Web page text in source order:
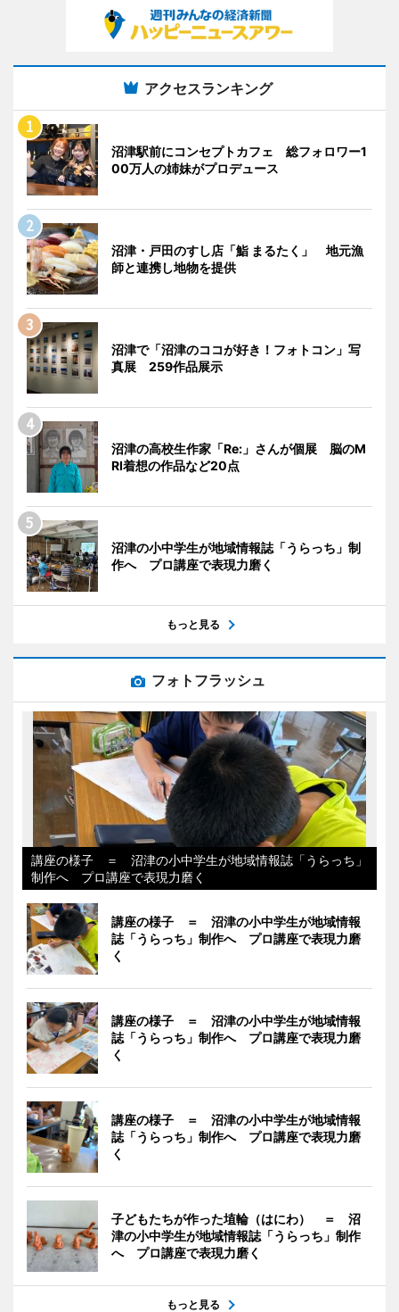
アクセスランキング
沼津駅前にコンセプトカフェ 総フォロワー1
00万人の姉妹がプロデュース
沼津・戸田のすし店「鮨 まるたく」 地元漁
師と連携し地物を提供
沼津で「沼津のココが好き！フォトコン」写
真展 259作品展示
沼津の高校生作家「Re:」さんが個展 脳のM
RI着想の作品など20点
沼津の小中学生が地域情報誌「うらっち」制
作へ プロ講座で表現力磨く
もっと見る
フォトフラッシュ
講座の様子 ＝ 沼津の小中学生が地域情報誌「うらっち」
制作へ プロ講座で表現力磨く
講座の様子 ＝ 沼津の小中学生が地域情報
誌「うらっち」制作へ プロ講座で表現力磨
く
講座の様子 ＝ 沼津の小中学生が地域情報
誌「うらっち」制作へ プロ講座で表現力磨
く
講座の様子 ＝ 沼津の小中学生が地域情報
誌「うらっち」制作へ プロ講座で表現力磨
く
子どもたちが作った埴輪（はにわ） ＝ 沼
津の小中学生が地域情報誌「うらっち」制作
へ プロ講座で表現力磨く
もっと見る